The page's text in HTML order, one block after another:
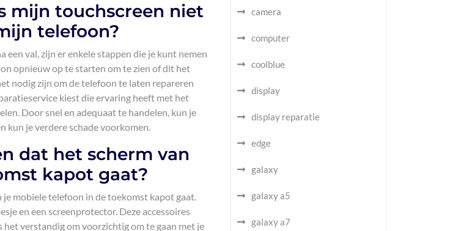
mijn touchscreen niet
telefoon?
val, zijn er enkele stappen die je kunt nemen
opnieuw op te starten om te zien of dit het
nodig zijn om de telefoon te laten repareren
kiest die ervaring heeft met het
Door snel en adequaat te handelen, kun je
je verdere schade voorkomen.
dat het scherm van
kapot gaat?
mobiele telefoon in de toekomst kapot gaat.
en een screenprotector. Deze accessoires
verstandig om voorzichtig om te gaan met je
camera
computer
coolblue
display
display reparatie
edge
galaxy
galaxy a5
galaxy a7